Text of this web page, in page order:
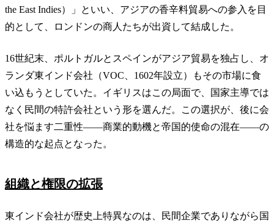
the East Indies）」といい、アジアの香辛料貿易への参入を目
的として、ロンドンの商人たちが出資して結成した。
16世紀末、ポルトガルとスペインがアジア貿易を独占し、オ
ランダ東インド会社（VOC、1602年設立）もその市場に食
い込もうとしていた。イギリスはこの局面で、国家主導では
なく民間の特許会社という形を選んだ。この選択が、後に会
社を悩ます二重性——商業的動機と帝国的使命の混在——の
構造的な起点となった。
組織と権限の拡張
東インド会社が歴史上特異なのは、民間企業でありながら国